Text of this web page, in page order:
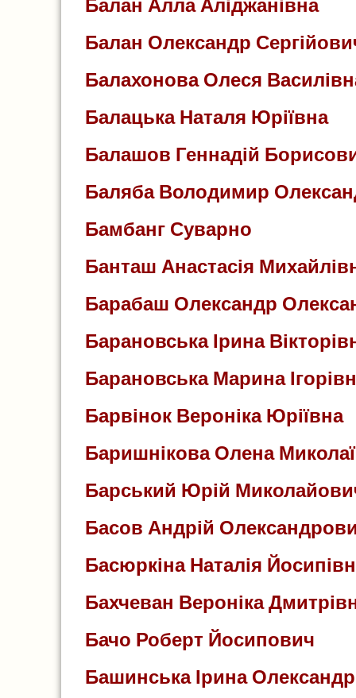
Балан Олександр
Балахонова Олеся
Балацька Наталя Юріївна
Балашов Геннадій
Баляба Володимир
Бамбанг Суварно
Банташ Анастасія
Барабаш Олександр
Барановська Ірина
Барановська Марина
Барвінок Вероніка Юріївна
Баришнікова Олена
Барський Юрій
Басов Андрій
Басюркіна Наталія
Бахчеван Вероніка
Бачо Роберт Йосипович
Башинська Ірина